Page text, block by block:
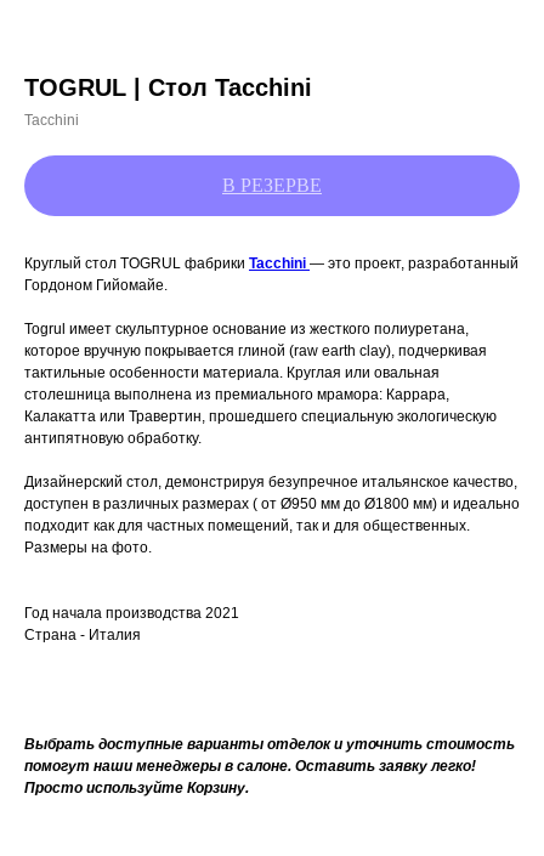
TOGRUL | Стол Tacchini
Tacchini
Круглый стол TOGRUL фабрики Tacchini — это проект, разработанный
Гордоном Гийомайе.
Togrul имеет скульптурное основание из жесткого полиуретана,
которое вручную покрывается глиной (raw earth clay), подчеркивая
тактильные особенности материала. Круглая или овальная
столешница выполнена из премиального мрамора: Каррара,
Калакатта или Травертин, прошедшего специальную экологическую
антипятновую обработку.
Дизайнерский стол, демонстрируя безупречное итальянское качество,
доступен в различных размерах ( от Ø950 мм до Ø1800 мм) и идеально
подходит как для частных помещений, так и для общественных.
Размеры на фото.
Год начала производства 2021
Страна - Италия
Выбрать доступные варианты отделок и уточнить стоимость
помогут наши менеджеры в салоне. Оставить заявку легко!
Просто используйте Корзину.